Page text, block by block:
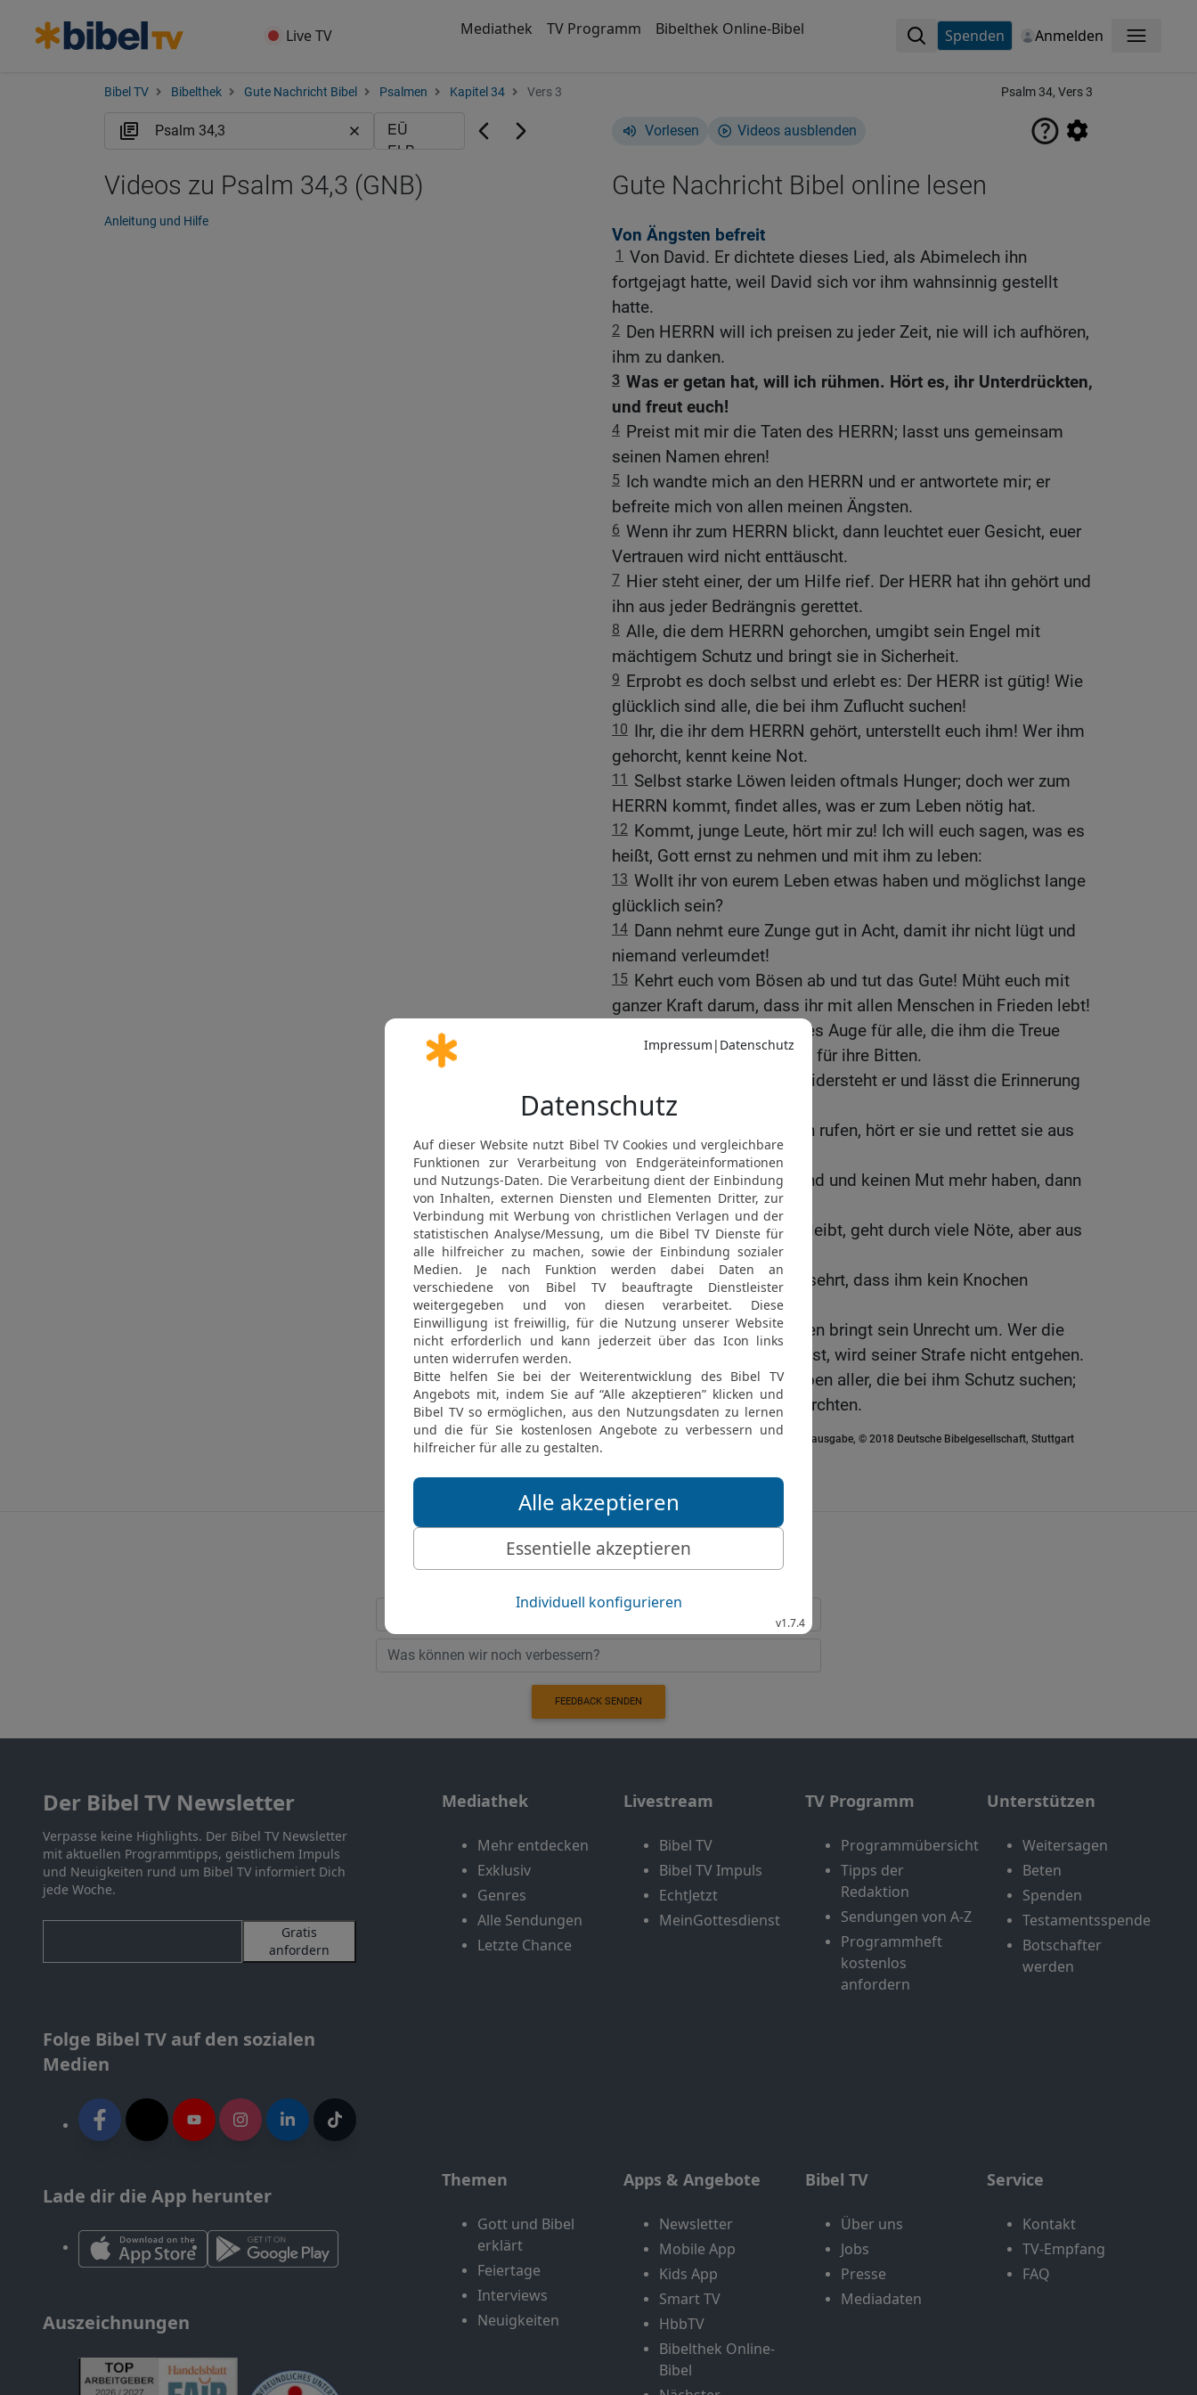
Live TV Mediathek TV Programm Bibelthek Online-Bibel Spenden Anmelden Menü
Bibel TV Bibelthek Gute Nachricht Bibel Psalmen Kapitel 34 Vers 3 Psalm 34, Vers 3
Vorlesen Videos ausblenden
Gute Nachricht Bibel online lesen
Von Ängsten befreit
1 Von David. Er dichtete dieses Lied, als Abimelech ihn
fortgejagt hatte, weil David sich vor ihm wahnsinnig gestellt
hatte.
2 Den HERRN will ich preisen zu jeder Zeit, nie will ich aufhören,
ihm zu danken.
3 Was er getan hat, will ich rühmen. Hört es, ihr Unterdrückten,
und freut euch!
4 Preist mit mir die Taten des HERRN; lasst uns gemeinsam
seinen Namen ehren!
5 Ich wandte mich an den HERRN und er antwortete mir; er
befreite mich von allen meinen Ängsten.
6 Wenn ihr zum HERRN blickt, dann leuchtet euer Gesicht, euer
Vertrauen wird nicht enttäuscht.
7 Hier steht einer, der um Hilfe rief. Der HERR hat ihn gehört und
ihn aus jeder Bedrängnis gerettet.
8 Alle, die dem HERRN gehorchen, umgibt sein Engel mit
mächtigem Schutz und bringt sie in Sicherheit.
9 Erprobt es doch selbst und erlebt es: Der HERR ist gütig! Wie
glücklich sind alle, die bei ihm Zuflucht suchen!
10 Ihr, die ihr dem HERRN gehört, unterstellt euch ihm! Wer ihm
gehorcht, kennt keine Not.
11
Selbst starke Löwen leiden oftmals Hunger; doch wer zum
HERRN kommt, findet alles, was er zum Leben nötig hat.
12 Kommt, junge Leute, hört mir zu! Ich will euch sagen, was es
heißt, Gott ernst zu nehmen und mit ihm zu leben:
13 Wollt ihr von eurem Leben etwas haben und möglichst lange
glücklich sein?
14 Dann nehmt eure Zunge gut in Acht, damit ihr nicht lügt und
niemand verleumdet!
15 Kehrt euch vom Bösen ab und tut das Gute! Müht euch mit
ganzer Kraft darum, dass ihr mit allen Menschen in Frieden lebt!
Der HERR hat ein offenes Auge für alle, die ihm die Treue
halten, und ein offenes Ohr für ihre Bitten.
Denen, die Böses tun, widersteht er und lässt die Erinnerung
an sie mit ihnen sterben.
Doch wenn seine Treuen rufen, hört er sie und rettet sie aus
jeder Bedrängnis.
19 Wenn sie verzweifelt sind und keinen Mut mehr haben, dann
ist er ihnen nahe und hilft.
20 Wer dem HERRN treu bleibt, geht durch viele Nöte, aber aus
allen befreit ihn der HERR.
21 Er bewahrt ihn so unversehrt, dass ihm kein Knochen
gebrochen wird.
22 Doch wer Unrecht tut, den bringt sein Unrecht um. Wer die
Vertrauten des HERRN hasst, wird seiner Strafe nicht entgehen.
23 Der HERR rettet das Leben aller, die bei ihm Schutz suchen;
sie haben kein Unheil zu fürchten.
Gute Nachricht Bibel, durchgesehene Neuausgabe, © 2018 Deutsche Bibelgesellschaft, Stuttgart
Videos zu Psalm 34,3 (GNB)
Anleitung und Hilfe
Möchtest du uns Feedback geben?
FEEDBACK SENDEN
Der Bibel TV Newsletter
Verpasse keine Highlights. Der Bibel TV Newsletter
mit aktuellen Programmtipps, geistlichem Impuls
und Neuigkeiten rund um Bibel TV informiert Dich
jede Woche.
Gratis
anfordern
Folge Bibel TV auf den sozialen
Medien
Lade dir die App herunter
Auszeichnungen
Mediathek
Mehr entdecken
Exklusiv
Genres
Alle Sendungen
Letzte Chance
Livestream
Bibel TV
Bibel TV Impuls
EchtJetzt
MeinGottesdienst
TV Programm
Programmübersicht
Tipps der
Redaktion
Sendungen von A-Z
Programmheft
kostenlos
anfordern
Unterstützen
Weitersagen
Beten
Spenden
Testamentsspende
Botschafter
werden
Themen
Gott und Bibel
erklärt
Feiertage
Interviews
Neuigkeiten
Apps & Angebote
Newsletter
Mobile App
Kids App
Smart TV
HbbTV
Bibelthek Online-
Bibel
Bibel TV
Über uns
Jobs
Presse
Mediadaten
Service
Kontakt
TV-Empfang
FAQ